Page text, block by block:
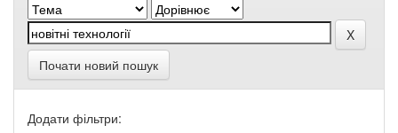
Почати новий пошук
Додати фільтри: